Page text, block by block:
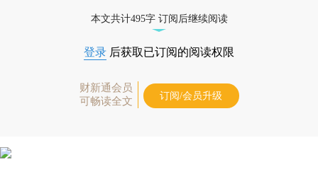
本文共计495字 订阅后继续阅读
登录 后获取已订阅的阅读权限
财新通会员
可畅读全文
订阅/会员升级